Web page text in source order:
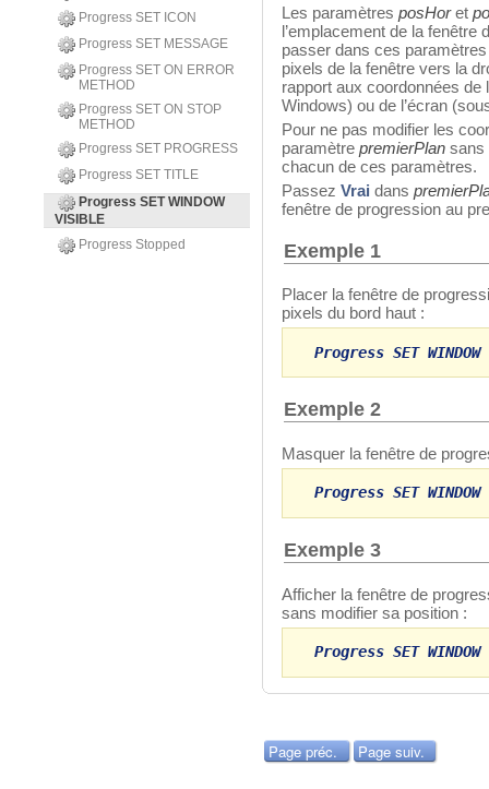
Progress SET ICON
Progress SET MESSAGE
Progress SET ON ERROR
METHOD
Progress SET ON STOP
METHOD
Progress SET PROGRESS
Progress SET TITLE
Progress SET WINDOW
VISIBLE
Progress Stopped
Les paramètres posHoret
l’emplacement de la fenêtre
passer dans ces
pixels de la fenêtre vers la
rapport aux coordonnées de
Windows) ou de l’écran
Pour ne pas modifier les
paramètre premierPlan sans
chacun de ces paramètres.
Passez Vrai dans
fenêtre de progression au
Exemple 1
Placer la fenêtre de
pixels du bord haut :
Progress SET
Exemple 2
Masquer la fenêtre de
Progress SET
Exemple 3
Afficher la fenêtre de
sans modifier sa position :
Progress SET
Page préc. Page suiv.